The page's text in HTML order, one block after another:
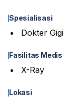
Spesialisasi
Dokter Gigi
Fasilitas Medis
X-Ray
Lokasi